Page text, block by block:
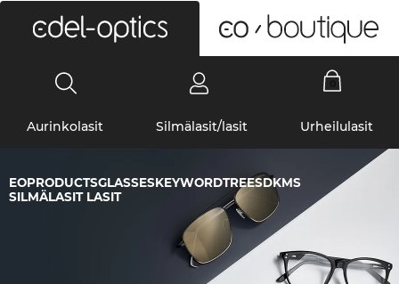
Aurinkolasit Silmälasit/lasit Urheilulasit
EOPRODUCTSGLASSESKEYWORDTREESDKMS
SILMÄLASIT LASIT